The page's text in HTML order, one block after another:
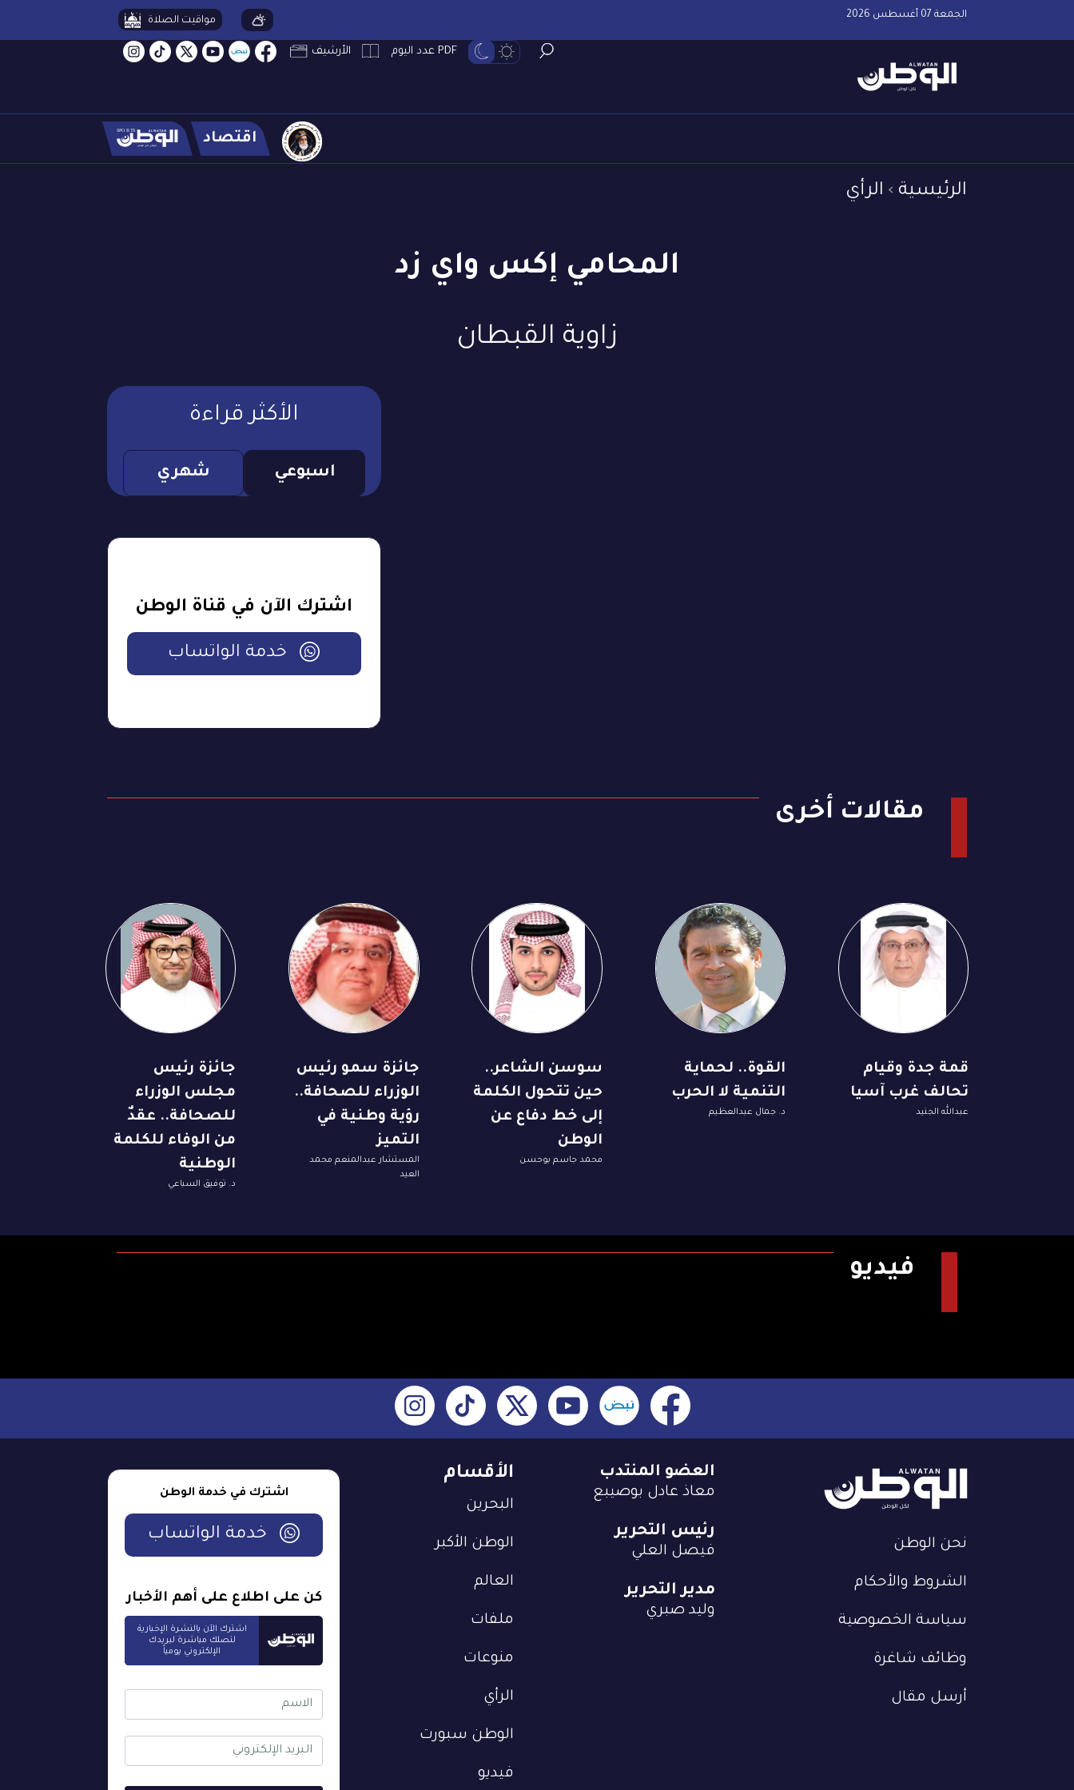
الجمعة 07 أغسطس 2026 مواقيت الصلاة
PDF عدد اليوم الأرشيف
اقتصاد
الرئيسية الرأي
المحامي إكس واي زد
زاوية القبطان
الأكثر قراءة
اسبوعي شهري
اشترك الآن في قناة الوطن
خدمة الواتساب
مقالات أخرى
قمة جدة وقيام
تحالف غرب آسيا
عبدالله الجنيد
القوة.. لحماية
التنمية لا الحرب
د. جمال عبدالعظيم
سوسن الشاعر..
حين تتحول الكلمة
إلى خط دفاع عن
الوطن
محمد جاسم بوحسن
جائزة سمو رئيس
الوزراء للصحافة..
رؤية وطنية في
التميز
المستشار عبدالمنعم محمد
العيد
جائزة رئيس
مجلس الوزراء
للصحافة.. عقدٌ
من الوفاء للكلمة
الوطنية
د. توفيق السباعي
فيديو
نحن الوطن
الشروط والأحكام
سياسة الخصوصية
وظائف شاغرة
أرسل مقال
الأقسام
البحرين
الوطن الأكبر
العالم
ملفات
منوعات
الرأي
الوطن سبورت
فيديو
العضو المنتدب
معاذ عادل بوصيبع
رئيس التحرير
فيصل العلي
مدير التحرير
وليد صبري
اشترك في خدمة الوطن
خدمة الواتساب
كن على اطلاع على أهم الأخبار
اشترك الآن بالنشرة الإخبارية
لتصلك مباشرة لبريدك
الإلكتروني يومياً